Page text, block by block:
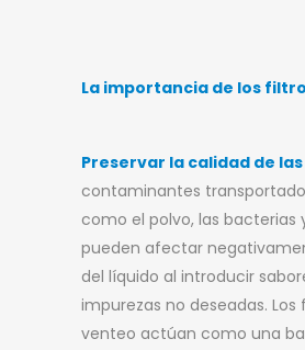
La importancia de los
Preservar la calidad de
contaminantes
como el polvo, las bacterias
pueden afectar
del líquido al introducir
impurezas no deseadas. Los
venteo actúan como una